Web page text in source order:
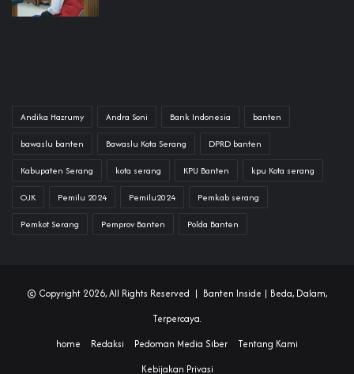
Andika Hazrumy Andra Soni Bank Indonesia banten
bawaslu banten Bawaslu Kota Serang DPRD banten
Kabupaten Serang kota serang KPU Banten kpu Kota serang
OJK Pemilu 2024 Pemilu2024 Pemkab serang
Pemkot Serang Pemprov Banten Polda Banten
© Copyright 2026, All Rights Reserved | Banten Inside | Beda, Dalam,
Terpercaya.
home
Redaksi Pedoman Media Siber
Tentang Kami
Kebijakan Privasi